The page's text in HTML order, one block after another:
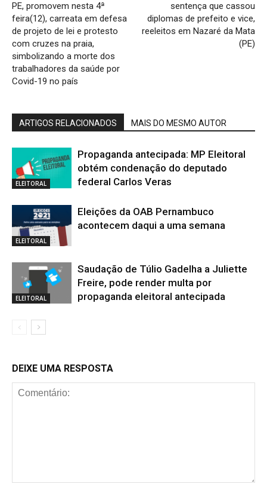
PE, promovem nesta 4ª
feira(12), carreata em defesa
de projeto de lei e protesto
com cruzes na praia,
simbolizando a morte dos
trabalhadores da saúde por
Covid-19 no país
sentença que cassou
diplomas de prefeito e vice,
reeleitos em Nazaré da Mata
(PE)
ARTIGOS RELACIONADOS MAIS DO MESMO AUTOR
ELEITORAL
Propaganda antecipada: MP Eleitoral
obtém condenação do deputado
federal Carlos Veras
ELEITORAL
Eleições da OAB Pernambuco
acontecem daqui a uma semana
ELEITORAL
Saudação de Túlio Gadelha a Juliette
Freire, pode render multa por
propaganda eleitoral antecipada
DEIXE UMA RESPOSTA